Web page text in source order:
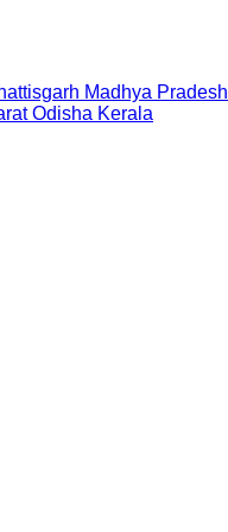
Madhya Pradesh
Odisha Kerala